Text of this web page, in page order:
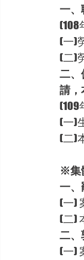
一、
(108
(一)
(二)
二、
請，
(109
(一)
(二)
※集
一、
(一)
(二)
二、
(一)